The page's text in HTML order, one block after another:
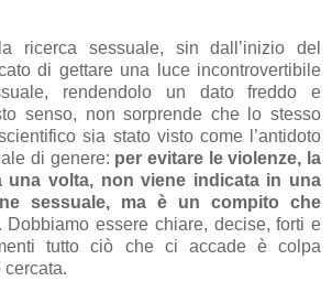
ricerca sessuale, sin dall’inizio del
di gettare una luce incontrovertibile
rendendolo un dato freddo e
senso, non sorprende che lo stesso
sia stato visto come l’antidoto
di genere: per evitare le violenze, la
una volta, non viene indicata in una
sessuale, ma è un compito che
Dobbiamo essere chiare, decise, forti e
tutto ciò che ci accade è colpa
cercata.